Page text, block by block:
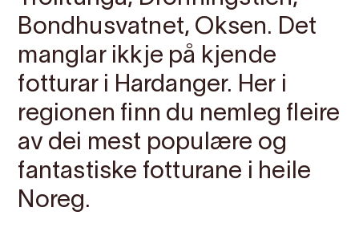
Bondhusvatnet, Oksen. Det
manglar ikkje på kjende
fotturar i Hardanger. Her i
regionen finn du nemleg fleire
av dei mest populære og
fantastiske fotturane i heile
Noreg.